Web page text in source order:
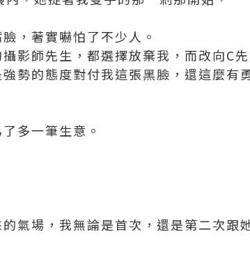
，著實嚇怕了不少人。
影師先生，都選擇放棄我，而改向C先
勢的態度對付我這張黑臉，還這麼有
多一筆生意。
氣場，我無論是首次，還是第二次跟